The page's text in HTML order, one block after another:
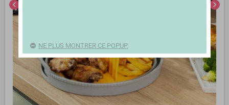
chevron_left chevron_right
NE PLUS MONTRER CE POPUP.